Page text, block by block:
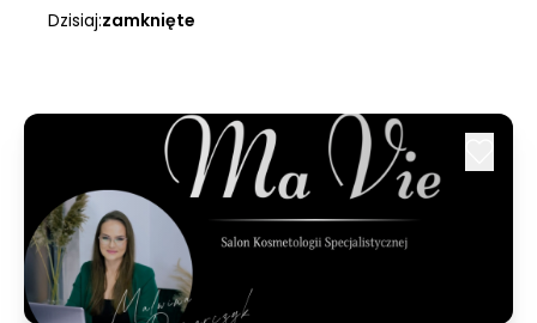
Dzisiaj:zamknięte